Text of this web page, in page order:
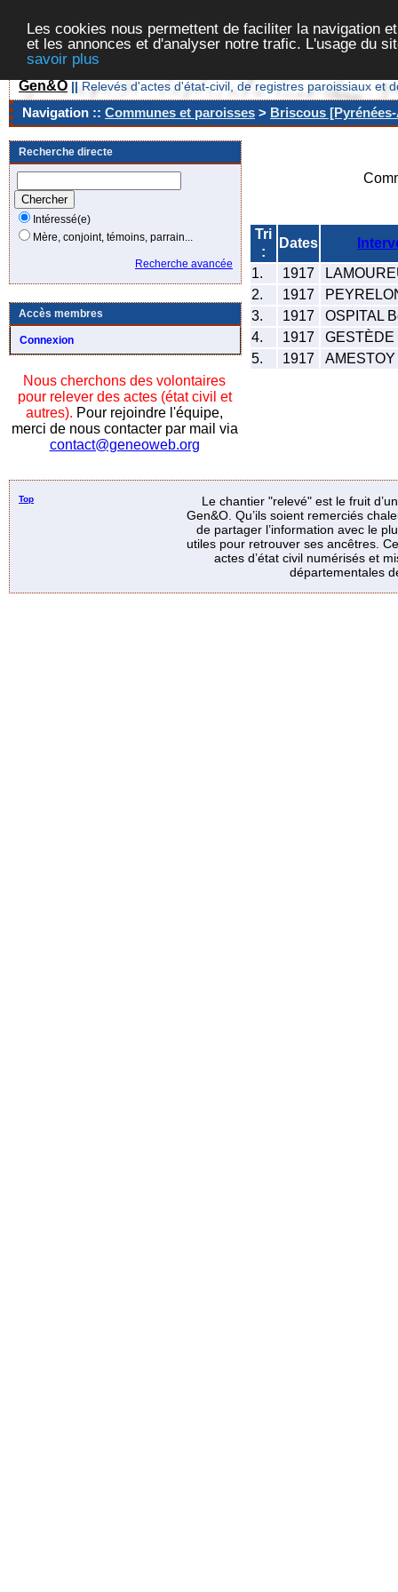
Les cookies nous permettent de faciliter la navigation
et les annonces et d'analyser notre trafic. L'usage du
savoir plus
Gen&O || Relevés d'actes d'état-civil, de registres paroissiaux et
Navigation :: Communes et paroisses > Briscous
Recherche directe
Intéressé(e)
Mère, conjoint, témoins, parrain...
Recherche avancée
Accès membres
Connexion
Nous cherchons des volontaires
pour relever des actes (état civil et
autres). Pour rejoindre l'équipe,
merci de nous contacter par mail via
contact@geneoweb.org
Tri
:
Dates
1.
1917
2.
1917
3.
1917
OSPITAL
4.
1917
GESTÈDE
5.
1917
Top
Le chantier "relevé" est le fruit
Gen&O. Qu’ils soient remerciés
de partager l’information avec le
utiles pour retrouver ses ancêtres.
actes d’état civil numérisés et
départementales